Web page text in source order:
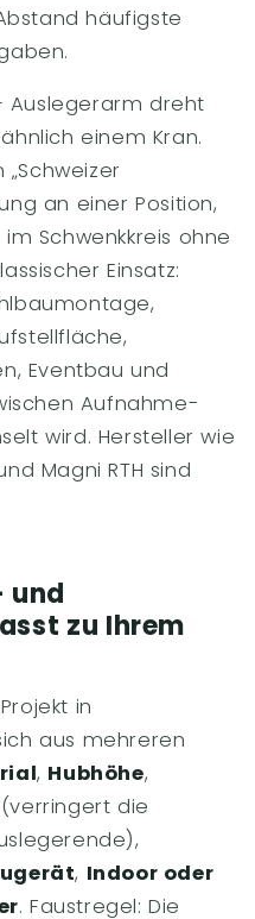
häufigste
Auslegerarm dreht
einem Kran.
an einer Position,
Schwenkkreis ohne
Einsatz:
Eventbau und
Aufnahme-
wird. Hersteller wie
Magni RTH sind
und
zu Ihrem
in
aus mehreren
, Hubhöhe,
(verringert die
, Indoor oder
. Faustregel: Die